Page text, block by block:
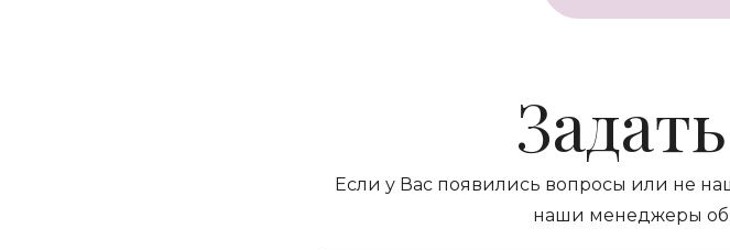
Если у Вас появились вопросы или не
наши менеджеры